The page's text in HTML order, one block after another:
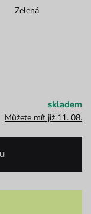
Zelená
skladem
Můžete mít již 11. 08.